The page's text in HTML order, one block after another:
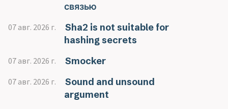
связью
07 авг. 2026 г.
Sha2 is not suitable for
hashing secrets
07 авг. 2026 г. Smocker
07 авг. 2026 г.
Sound and unsound
argument